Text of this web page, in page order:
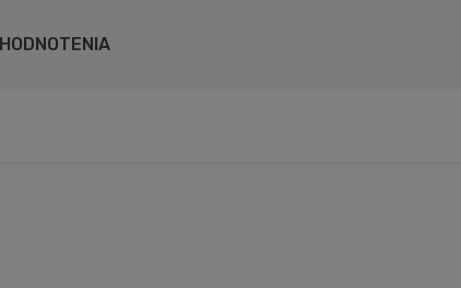
HODNOTENIA